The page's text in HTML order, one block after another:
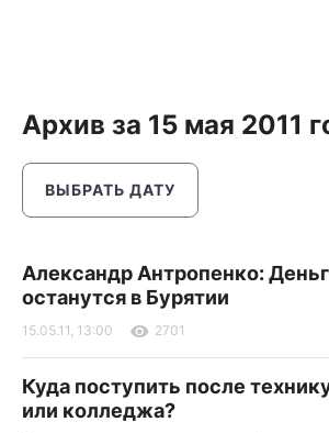
Архив за 15 мая 2011
ВЫБРАТЬ ДАТУ
Александр Антропенко:
останутся в Бурятии
15.05.11, 13:00 2701
Куда поступить после
или колледжа?